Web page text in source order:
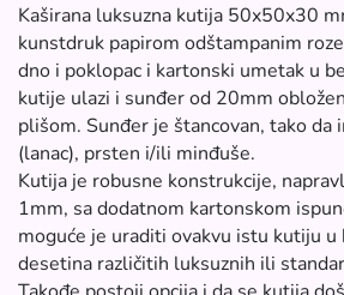
Kaširana luksuzna kutija 50x50x30
kunstdruk papirom odštampanim
dno i poklopac i kartonski umetak u
kutije ulazi i sunđer od 20mm
plišom. Sunđer je štancovan, tako da
(lanac), prsten i/ili minđuše.
Kutija je robusne konstrukcije,
1mm, sa dodatnom kartonskom
moguće je uraditi ovakvu istu kutiju u
desetina različitih luksuznih ili